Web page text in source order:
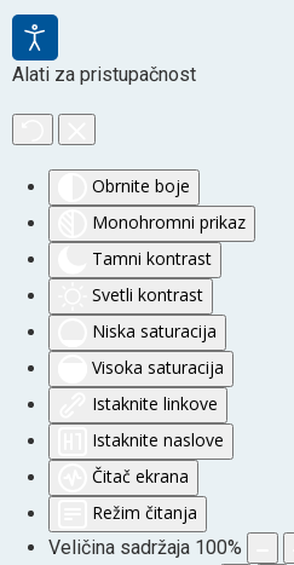
Alati za pristupačnost
Obrnite boje
Monohromni prikaz
Tamni kontrast
Svetli kontrast
Niska saturacija
Visoka saturacija
Istaknite linkove
Istaknite naslove
Čitač ekrana
Režim čitanja
Veličina sadržaja 100%